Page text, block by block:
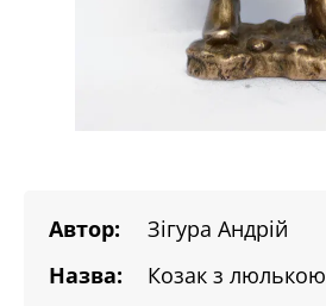
Автор:
Зігура Андрій
Назва:
Козак з люлькою